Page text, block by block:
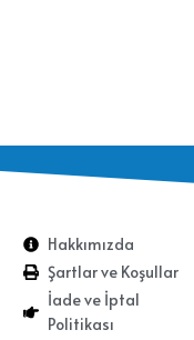
Hakkımızda
Şartlar ve Koşullar
İade ve İptal
Politikası